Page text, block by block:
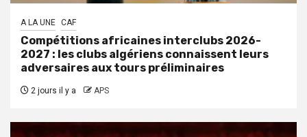
A LA UNE CAF
Compétitions africaines interclubs 2026-
2027 : les clubs algériens connaissent leurs
adversaires aux tours préliminaires
2 jours il y a APS